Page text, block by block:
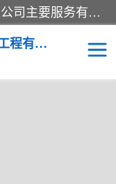
东莞市华展防水补漏装饰工程有限公司主要服务有：东莞防水补漏，东莞厂房防水补漏，东莞房屋渗漏水维修，楼面漏水维修，裂缝补漏，伸缩缝补漏，卫生间防水改造，厕所漏水补漏，外墙窗台补漏，电梯井堵漏，地下车库防水引水工程等
东莞市华展防水补漏装饰工程有限公司